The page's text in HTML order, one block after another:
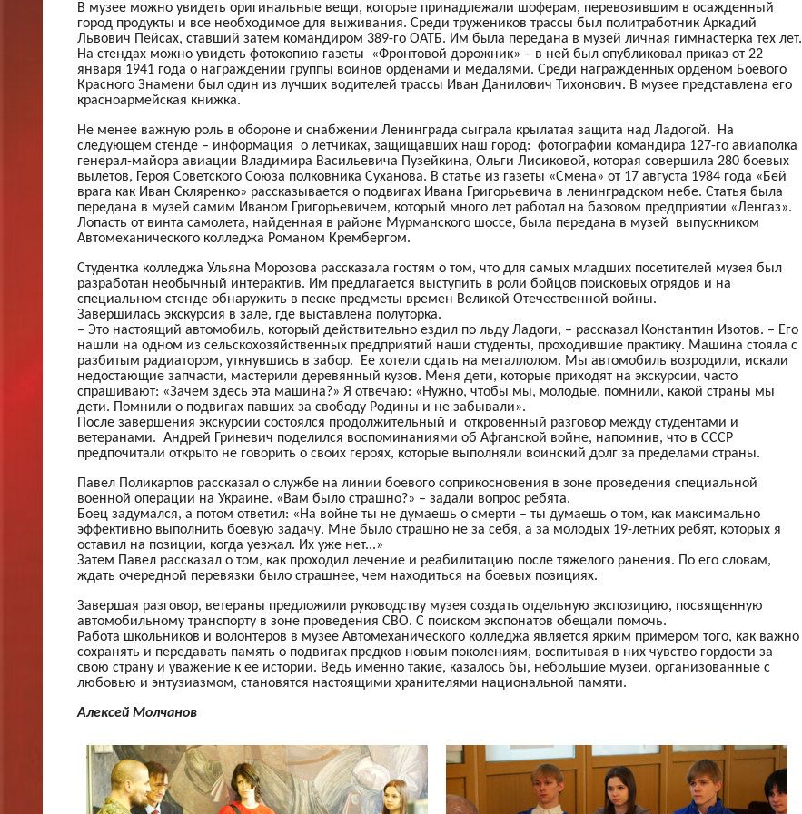
В музее можно увидеть оригинальные вещи, которые принадлежали шоферам, перевозившим в осажденный
город продукты и все необходимое для выживания. Среди тружеников трассы был политработник Аркадий
Львович Пейсах, ставший затем командиром 389-го ОАТБ. Им была передана в музей личная гимнастерка тех лет.
На стендах можно увидеть фотокопию газеты «Фронтовой дорожник» – в ней был опубликовал приказ от 22
января 1941 года о награждении группы воинов орденами и медалями. Среди награжденных орденом Боевого
Красного Знамени был один из лучших водителей трассы Иван Данилович Тихонович. В музее представлена его
красноармейская книжка.
Не менее важную роль в обороне и снабжении Ленинграда сыграла крылатая защита над Ладогой. На
следующем стенде – информация о летчиках, защищавших наш город: фотографии командира 127-го авиаполка
генерал-майора авиации Владимира Васильевича Пузейкина, Ольги Лисиковой, которая совершила 280 боевых
вылетов, Героя Советского Союза полковника Суханова. В статье из газеты «Смена» от 17 августа 1984 года «Бей
врага как Иван Скляренко» рассказывается о подвигах Ивана Григорьевича в ленинградском небе. Статья была
передана в музей самим Иваном Григорьевичем, который много лет работал на базовом предприятии «Ленгаз».
Лопасть от винта самолета, найденная в районе Мурманского шоссе, была передана в музей выпускником
Автомеханического колледжа Романом Крембергом.
Студентка колледжа Ульяна Морозова рассказала гостям о том, что для самых младших посетителей музея был
разработан необычный интерактив. Им предлагается выступить в роли бойцов поисковых отрядов и на
специальном стенде обнаружить в песке предметы времен Великой Отечественной войны.
Завершилась экскурсия в зале, где выставлена полуторка.
– Это настоящий автомобиль, который действительно ездил по льду Ладоги, – рассказал Константин Изотов. – Его
нашли на одном из сельскохозяйственных предприятий наши студенты, проходившие практику. Машина стояла с
разбитым радиатором, уткнувшись в забор. Ее хотели сдать на металлолом. Мы автомобиль возродили, искали
недостающие запчасти, мастерили деревянный кузов. Меня дети, которые приходят на экскурсии, часто
спрашивают: «Зачем здесь эта машина?» Я отвечаю: «Нужно, чтобы мы, молодые, помнили, какой страны мы
дети. Помнили о подвигах павших за свободу Родины и не забывали».
После завершения экскурсии состоялся продолжительный и откровенный разговор между студентами и
ветеранами. Андрей Гриневич поделился воспоминаниями об Афганской войне, напомнив, что в СССР
предпочитали открыто не говорить о своих героях, которые выполняли воинский долг за пределами страны.
Павел Поликарпов рассказал о службе на линии боевого соприкосновения в зоне проведения специальной
военной операции на Украине. «Вам было страшно?» – задали вопрос ребята.
Боец задумался, а потом ответил: «На войне ты не думаешь о смерти – ты думаешь о том, как максимально
эффективно выполнить боевую задачу. Мне было страшно не за себя, а за молодых 19-летних ребят, которых я
оставил на позиции, когда уезжал. Их уже нет...»
Затем Павел рассказал о том, как проходил лечение и реабилитацию после тяжелого ранения. По его словам,
ждать очередной перевязки было страшнее, чем находиться на боевых позициях.
Завершая разговор, ветераны предложили руководству музея создать отдельную экспозицию, посвященную
автомобильному транспорту в зоне проведения СВО. С поиском экспонатов обещали помочь.
Работа школьников и волонтеров в музее Автомеханического колледжа является ярким примером того, как важно
сохранять и передавать память о подвигах предков новым поколениям, воспитывая в них чувство гордости за
свою страну и уважение к ее истории. Ведь именно такие, казалось бы, небольшие музеи, организованные с
любовью и энтузиазмом, становятся настоящими хранителями национальной памяти.
Алексей Молчанов